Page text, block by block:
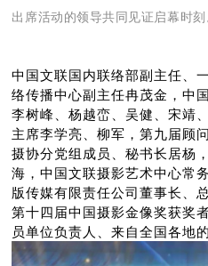
出席活动的领导共同见证启幕时
中国文联国内联络部副主任、
络传播中心副主任冉茂金，中
李树峰、杨越峦、吴健、宋靖
主席李学亮、柳军，第九届顾
摄协分党组成员、秘书长居杨
海，中国文联摄影艺术中心常
版传媒有限责任公司董事长、
第十四届中国摄影金像奖获奖
员单位负责人、来自全国各地